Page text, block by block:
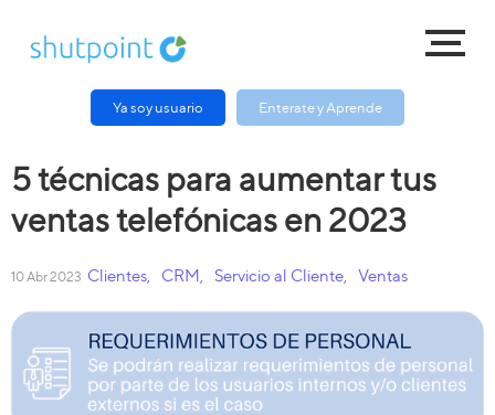
Ya soy usuario Enterate y Aprende
5 técnicas para aumentar tus
ventas telefónicas en 2023
10 Abr 2023 Clientes CRM Servicio al Cliente Ventas